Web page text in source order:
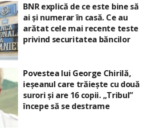
BNR explică de ce este bine să
ai și numerar în casă. Ce au
arătat cele mai recente teste
privind securitatea băncilor
Povestea lui George Chirilă,
ieșeanul care trăiește cu două
surori și are 16 copii. „Tribul”
începe să se destrame